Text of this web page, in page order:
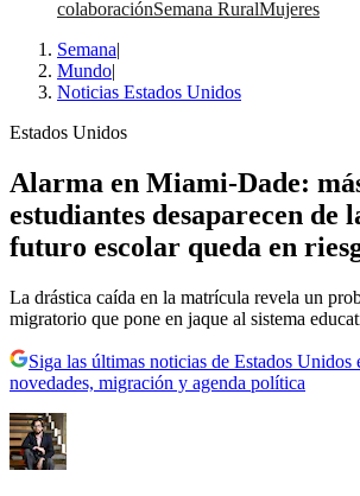
colaboraciónSemana RuralMujeres
Semana|
Mundo|
Noticias Estados Unidos
Estados Unidos
Alarma en Miami-Dade:
estudiantes desaparecen de
futuro escolar queda en
La drástica caída en la matrícula revela un
migratorio que pone en jaque al sistema
Siga las últimas noticias de Estados Unidos
novedades, migración y agenda política